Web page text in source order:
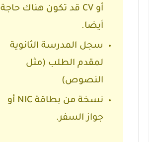
أو CV قد تكون هناك حاجة
أيضا.
سجل المدرسة الثانوية
لمقدم الطلب (مثل
النصوص)
نسخة من بطاقة NIC أو
جواز السفر.